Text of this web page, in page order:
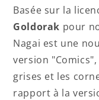
Basée sur la
Goldorak pour
Nagai est une
version "Comics
grises et les
rapport à la